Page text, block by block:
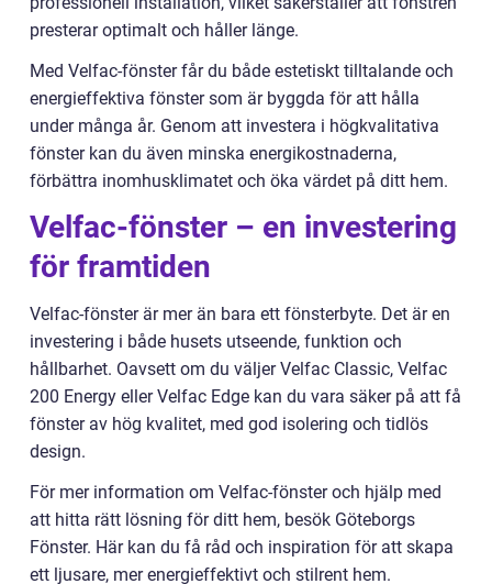
presterar optimalt och håller länge.
Med Velfac-fönster får du både estetiskt tilltalande och
energieffektiva fönster som är byggda för att hålla
under många år. Genom att investera i högkvalitativa
fönster kan du även minska energikostnaderna,
förbättra inomhusklimatet och öka värdet på ditt hem.
Velfac-fönster – en investering
för framtiden
Velfac-fönster är mer än bara ett fönsterbyte. Det är en
investering i både husets utseende, funktion och
hållbarhet. Oavsett om du väljer Velfac Classic, Velfac
200 Energy eller Velfac Edge kan du vara säker på att få
fönster av hög kvalitet, med god isolering och tidlös
design.
För mer information om Velfac-fönster och hjälp med
att hitta rätt lösning för ditt hem, besök Göteborgs
Fönster. Här kan du få råd och inspiration för att skapa
ett ljusare, mer energieffektivt och stilrent hem.